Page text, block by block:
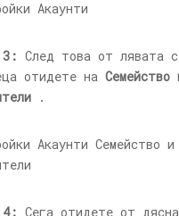
3: След това от лявата
отидете на Семейство
.
4: Сега отидете от